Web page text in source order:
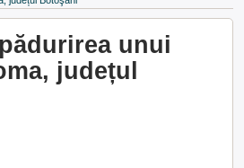
unui
județul